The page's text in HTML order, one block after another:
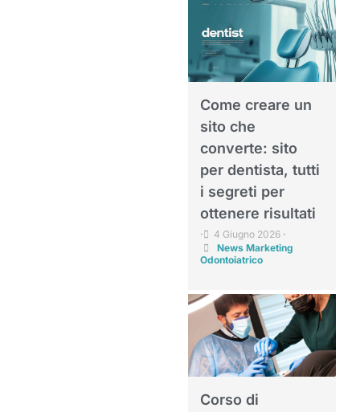
Come creare un
sito che
converte: sito
per dentista, tutti
i segreti per
ottenere risultati
• 4 Giugno 2026 •
News Marketing
Odontoiatrico
Corso di